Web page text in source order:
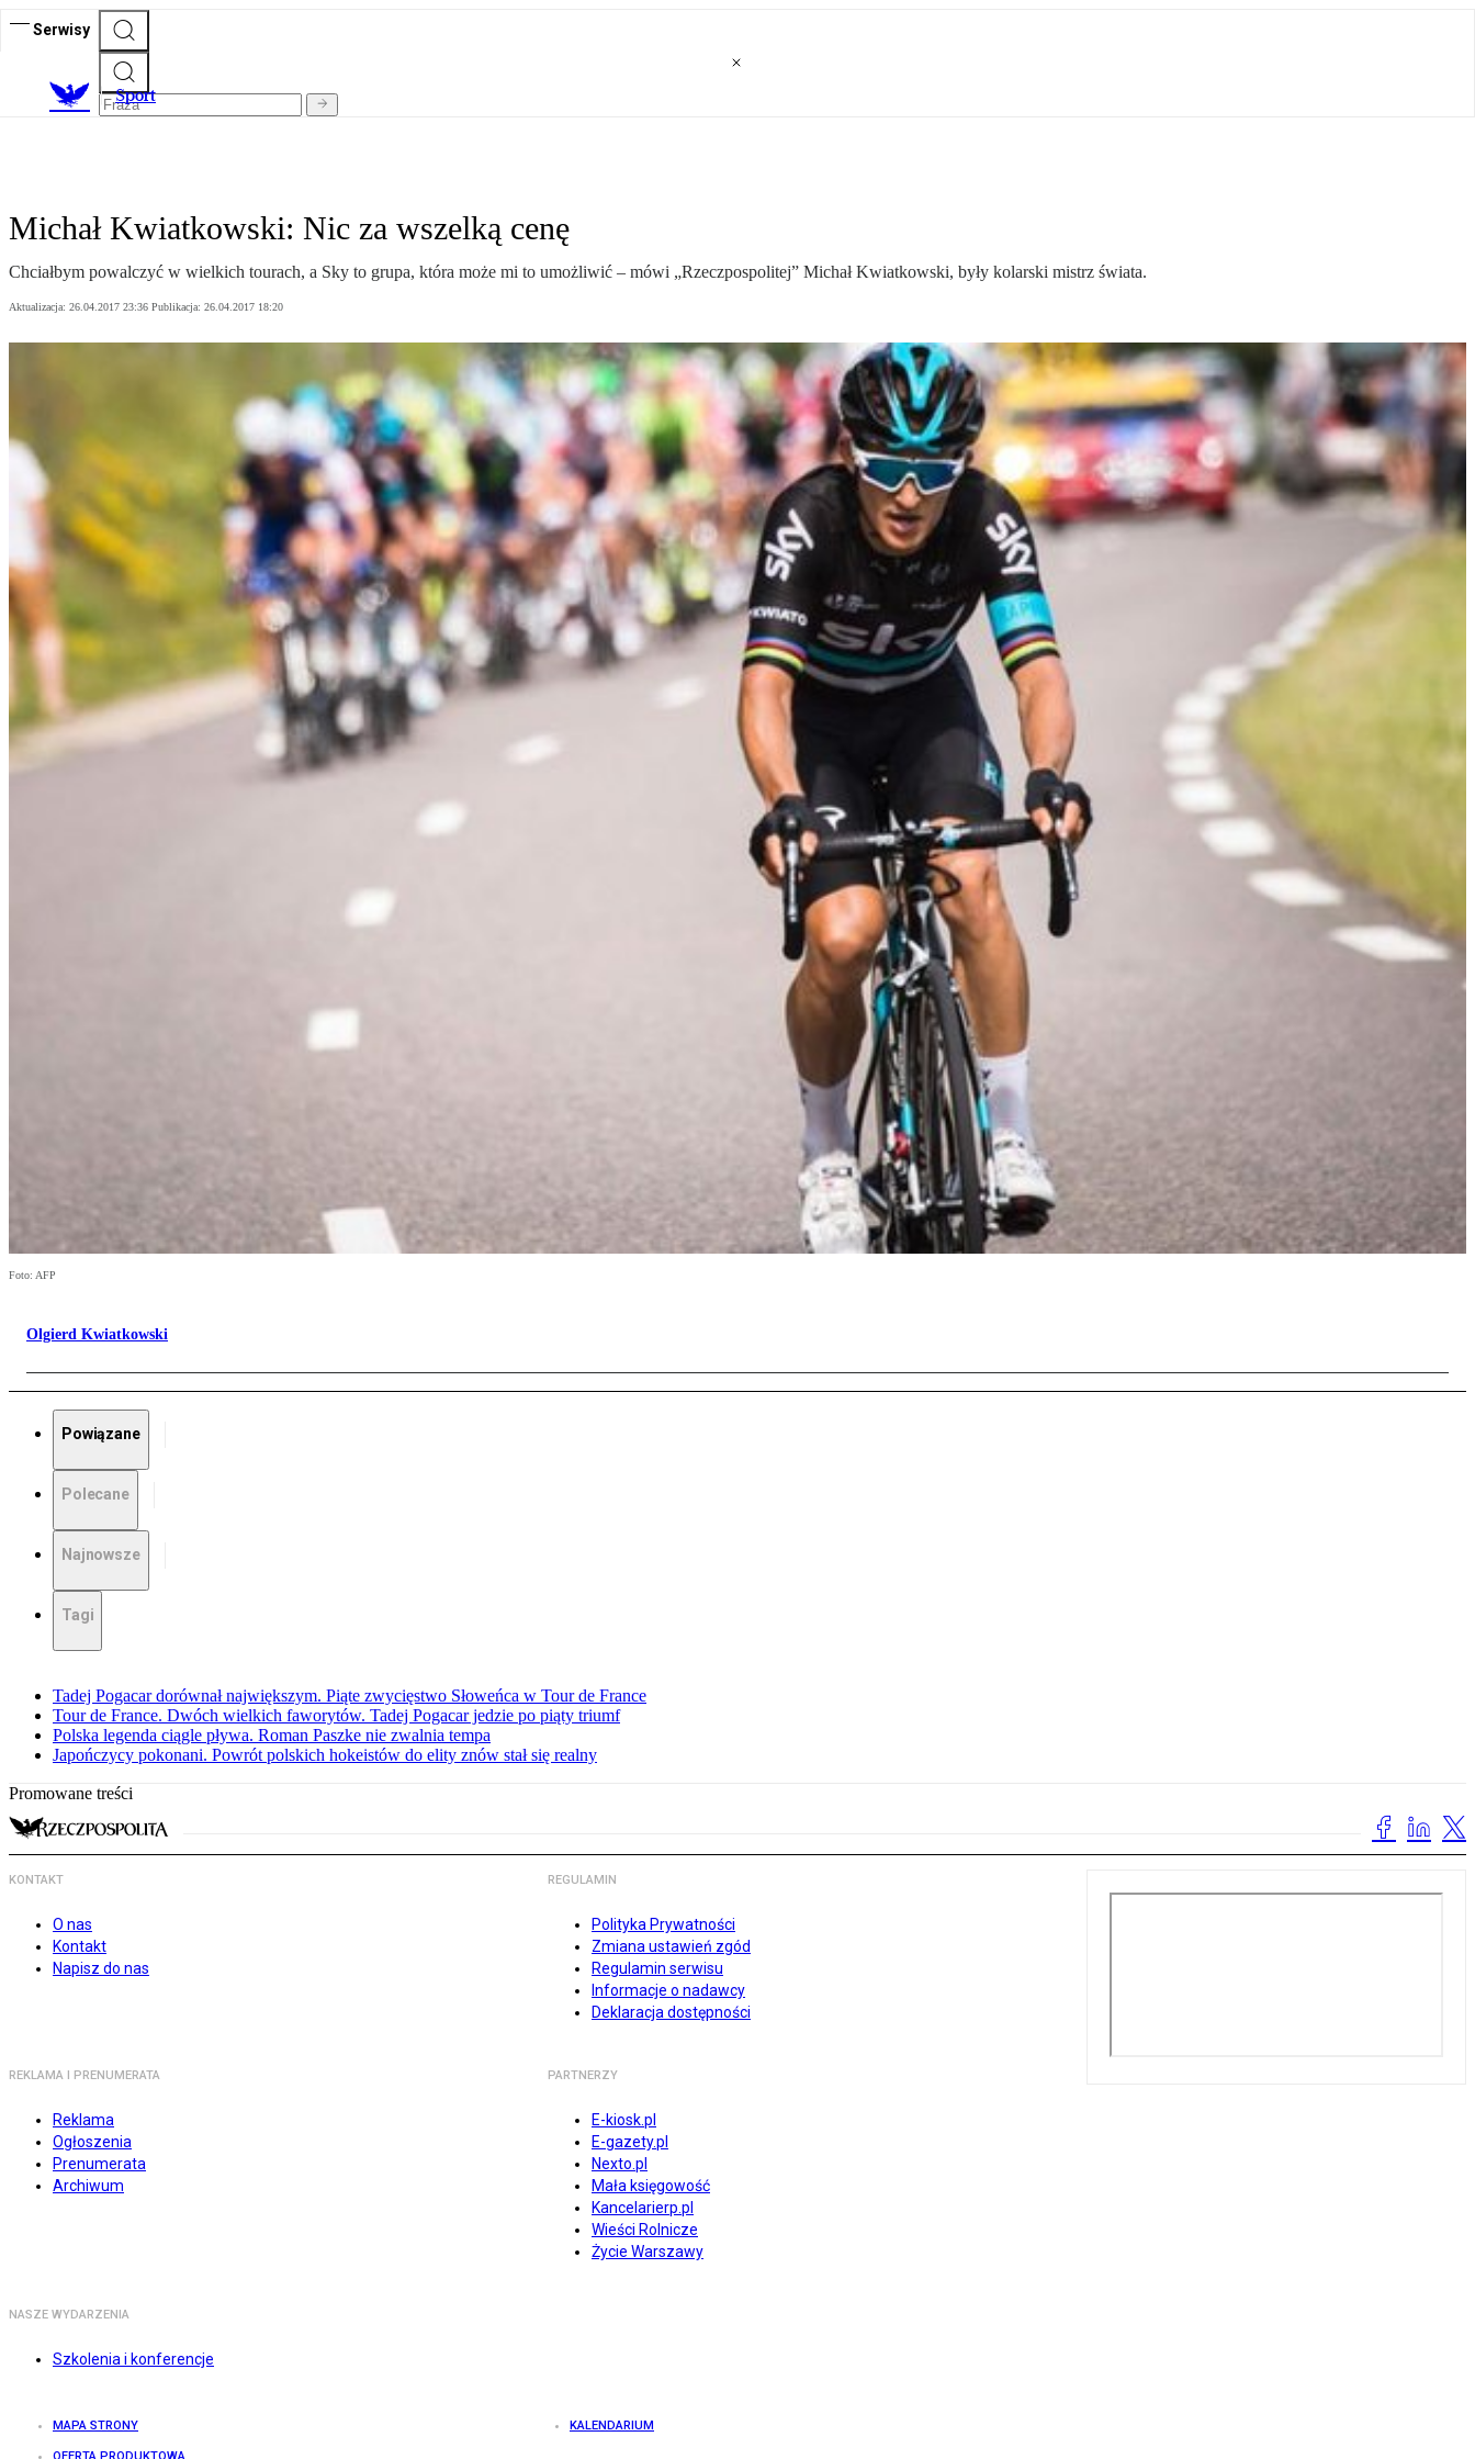
Serwisy
Sport
Michał Kwiatkowski: Nic za wszelką cenę
Chciałbym powalczyć w wielkich tourach, a Sky to grupa, która może mi to umożliwić – mówi „Rzeczpospolitej” Michał Kwiatkowski, były kolarski mistrz świata.
Aktualizacja: 26.04.2017 23:36 Publikacja: 26.04.2017 18:20
Foto: AFP
Olgierd Kwiatkowski
Powiązane
Polecane
Najnowsze
Tagi
Tadej Pogacar dorównał największym. Piąte zwycięstwo Słoweńca w Tour de France
Tour de France. Dwóch wielkich faworytów. Tadej Pogacar jedzie po piąty triumf
Polska legenda ciągle pływa. Roman Paszke nie zwalnia tempa
Japończycy pokonani. Powrót polskich hokeistów do elity znów stał się realny
Promowane treści
KONTAKT
O nas
Kontakt
Napisz do nas
REGULAMIN
Polityka Prywatności
Zmiana ustawień zgód
Regulamin serwisu
Informacje o nadawcy
Deklaracja dostępności
REKLAMA I PRENUMERATA
Reklama
Ogłoszenia
Prenumerata
Archiwum
PARTNERZY
E-kiosk.pl
E-gazety.pl
Nexto.pl
Mała księgowość
Kancelarierp.pl
Wieści Rolnicze
Życie Warszawy
NASZE WYDARZENIA
Szkolenia i konferencje
MAPA STRONY KALENDARIUM